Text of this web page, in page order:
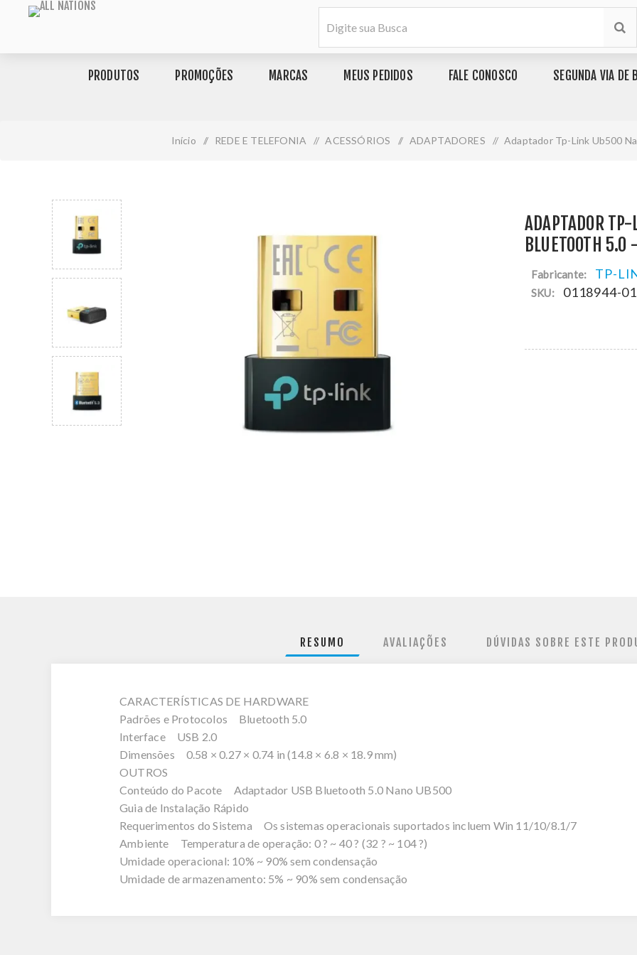
PRODUTOS PROMOÇÕES MARCAS MEUS PEDIDOS FALE CONOSCO SEGUNDA VIA DE
Início / REDE E TELEFONIA / ACESSÓRIOS / ADAPTADORES / Adaptador Tp-Link Ub500
ADAPTADOR
BLUETOOTH
Fabricante: TP-
SKU: 0118944-01
RESUMO AVALIAÇÕES DÚVIDAS SOBRE ESTE
CARACTERÍSTICAS DE HARDWARE
Padrões e Protocolos Bluetooth 5.0
Interface USB 2.0
Dimensões 0.58 × 0.27 × 0.74 in (14.8 × 6.8 × 18.9 mm)
OUTROS
Conteúdo do Pacote Adaptador USB Bluetooth 5.0 Nano UB500
Guia de Instalação Rápido
Requerimentos do Sistema Os sistemas operacionais suportados incluem Win 11/10/8.1/7
Ambiente Temperatura de operação: 0 ? ~ 40 ? (32 ? ~ 104 ?)
Umidade operacional: 10% ~ 90% sem condensação
Umidade de armazenamento: 5% ~ 90% sem condensação